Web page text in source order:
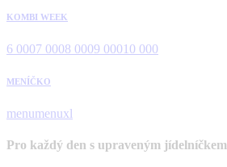
KOMBI WEEK
6 0007 0008 0009 00010 000
MENÍČKO
menumenuxl
Pro každý den s upraveným jídelníčkem